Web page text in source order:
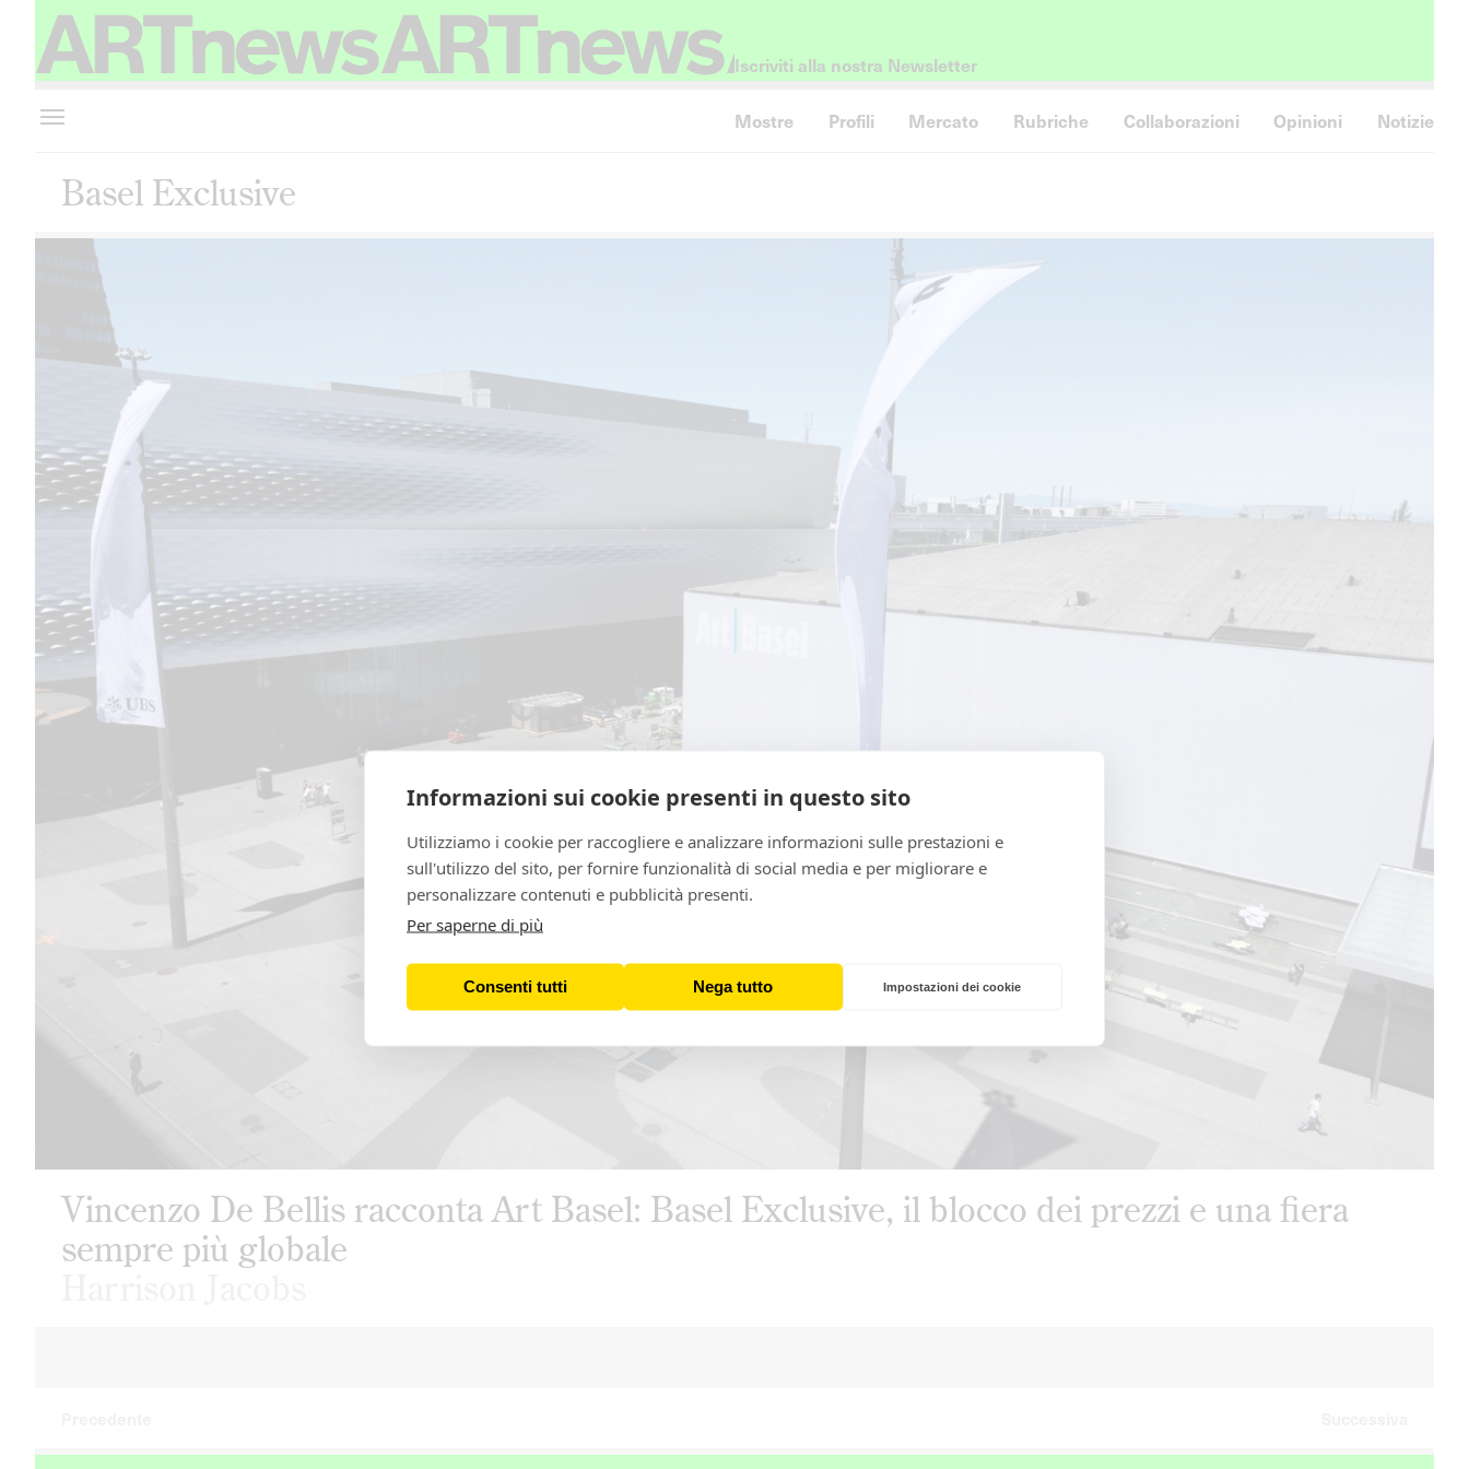
Iscriviti alla nostra Newsletter
Mostre Profili Mercato Rubriche Collaborazioni Opinioni Notizie
Basel Exclusive
Vincenzo De Bellis racconta Art Basel: Basel Exclusive, il blocco dei prezzi e una fiera
sempre più globale
Informazioni sui cookie presenti in questo sito
Utilizziamo i cookie per raccogliere e analizzare informazioni sulle prestazioni e
sull'utilizzo del sito, per fornire funzionalità di social media e per migliorare e
personalizzare contenuti e pubblicità presenti.
Per saperne di più
Consenti tutti Nega tutto Impostazioni dei cookie